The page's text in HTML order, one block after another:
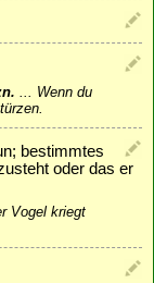
... Wenn du
bestimmtes
oder das er
Vogel kriegt